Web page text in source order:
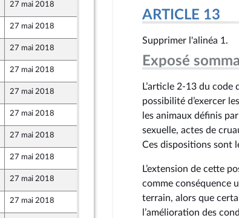
27 mai 2018
27 mai 2018
27 mai 2018
27 mai 2018
27 mai 2018
27 mai 2018
27 mai 2018
27 mai 2018
27 mai 2018
27 mai 2018
ARTICLE 13
Supprimer l'alinéa 1.
Exposé
L’article 2‑13 du
possibilité d’exercer
les animaux définis
sexuelle, actes de
Ces dispositions sont
L’extension de cette
comme conséquence
terrain, alors que
l’amélioration des